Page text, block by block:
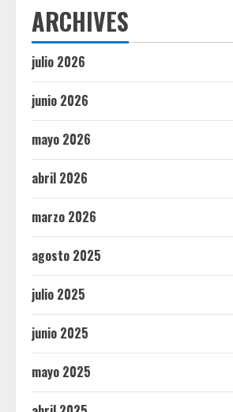
ARCHIVES
julio 2026
junio 2026
mayo 2026
abril 2026
marzo 2026
agosto 2025
julio 2025
junio 2025
mayo 2025